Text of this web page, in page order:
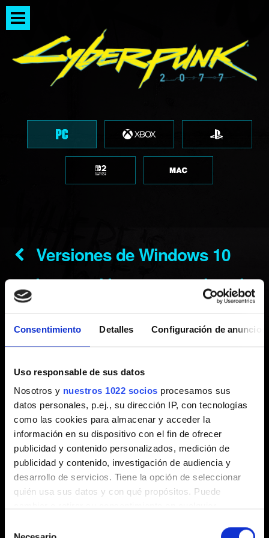
Consentimiento Detalles Configuración de anuncios
Uso responsable de sus datos
Nosotros y nuestros 1022 socios procesamos sus
datos personales, p.ej., su dirección IP, con tecnologías
como las cookies para almacenar y acceder la
información en su dispositivo con el fin de ofrecer
publicidad y contenido personalizados, medición de
publicidad y contenido, investigación de audiencia y
desarrollo de servicios. Tiene la opción de seleccionar
quién usa sus datos y con qué propósitos. Puede
el Menú de consentimiento.
Versiones de Windows 10
antiguas - el juego se cuelga al
iniciar
Creado hace 5 años Actualizado hace 6 meses
Dichos cuelgues suelen producirse en las versiones más
antiguas de Windows 10, como la 1607 (Build 14393) y la
1703 (Build 15063). Esto se debe a quela versión
actualizada de DirectX 12(la que empleaCyberpunk
2077) es más reciente que las versiones citadas.
Si tu versión de Windows 10 es inferior a la 2004
actualízala a la más reciente. Para comprobar la versión
de tu sistema operativo, pulsa las teclas Windows+R y
abre «winver».